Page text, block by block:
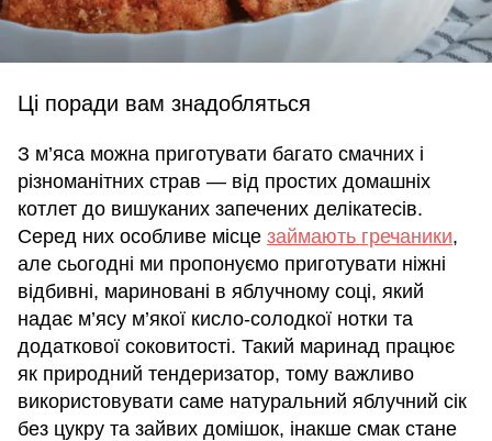
Ці поради вам знадобляться
З м’яса можна приготувати багато смачних і
різноманітних страв — від простих домашніх
котлет до вишуканих запечених делікатесів.
Серед них особливе місце займають гречаники,
але сьогодні ми пропонуємо приготувати ніжні
відбивні, мариновані в яблучному соці, який
надає м’ясу м’якої кисло-солодкої нотки та
додаткової соковитості. Такий маринад працює
як природний тендеризатор, тому важливо
використовувати саме натуральний яблучний сік
без цукру та зайвих домішок, інакше смак стане